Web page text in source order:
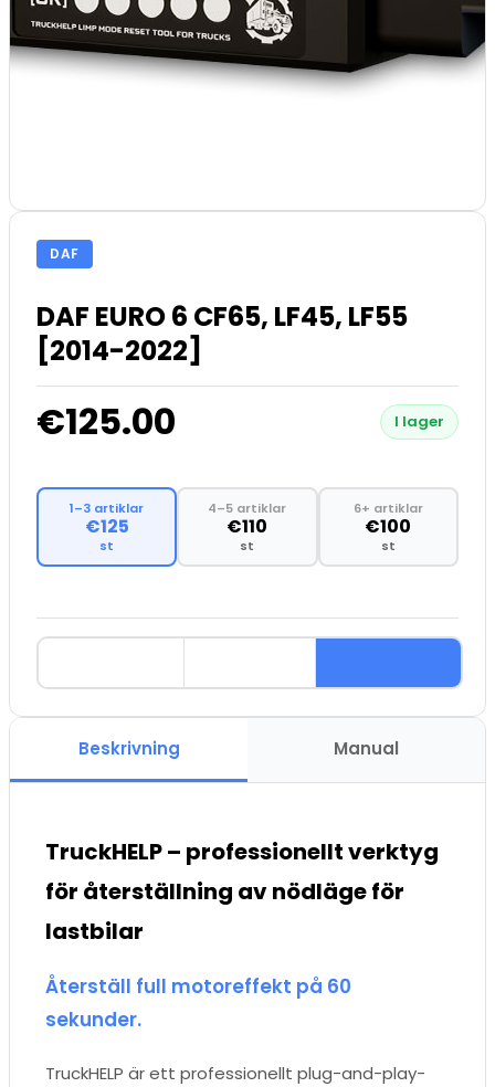
DAF
DAF EURO 6 CF65, LF45, LF55
[2014-2022]
€125.00 I lager
1–3 artiklar
€125
st
4–5 artiklar
€110
st
6+ artiklar
€100
st
Beskrivning Manual
TruckHELP – professionellt verktyg
för återställning av nödläge för
lastbilar
Återställ full motoreffekt på 60
sekunder.
TruckHELP är ett professionellt plug-and-play-